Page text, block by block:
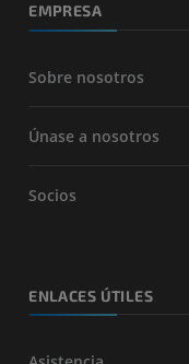
EMPRESA
Sobre nosotros
Únase a nosotros
Socios
ENLACES ÚTILES